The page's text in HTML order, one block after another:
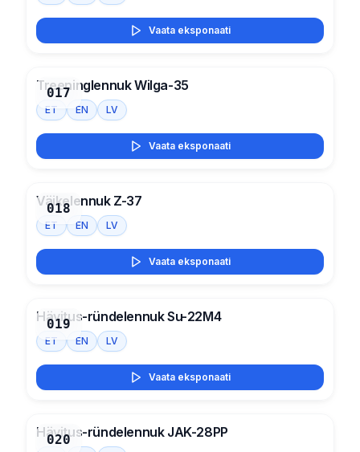
Vaata eksponaati
017
Treeninglennuk Wilga-35
ET EN LV
Vaata eksponaati
018
Väikelennuk Z-37
ET EN LV
Vaata eksponaati
019
Hävitus-ründelennuk Su-22M4
ET EN LV
Vaata eksponaati
020
Hävitus-ründelennuk JAK-28PP